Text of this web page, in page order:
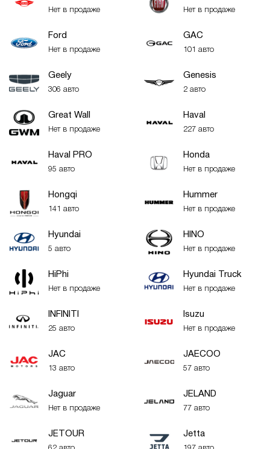
Нет в продаже Нет в продаже
Ford
Нет в продаже
GAC
101 авто
Geely
306 авто
Genesis
2 авто
Great Wall
Нет в продаже
Haval
227 авто
Haval PRO
95 авто
Honda
Нет в продаже
Hongqi
141 авто
Hummer
Нет в продаже
Hyundai
5 авто
HINO
Нет в продаже
HiPhi
Нет в продаже
Hyundai Truck
Нет в продаже
INFINITI
25 авто
Isuzu
Нет в продаже
JAC
13 авто
JAECOO
57 авто
Jaguar
Нет в продаже
JELAND
77 авто
JETOUR Jetta